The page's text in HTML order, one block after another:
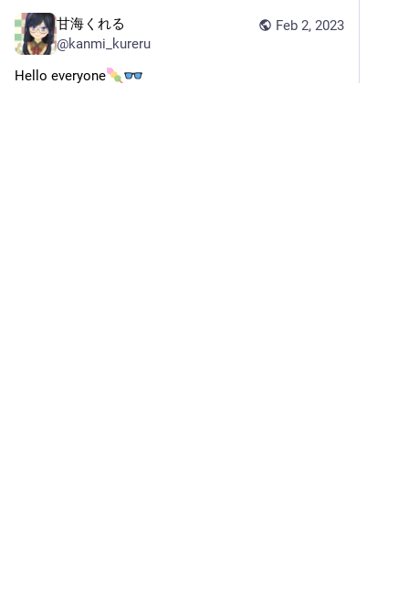
Feb 2, 2023
甘海くれる
@kanmi_kureru
Hello everyone